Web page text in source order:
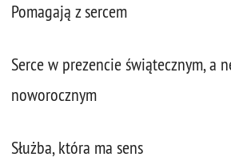
Pomagają z sercem
Serce w prezencie świątecznym, a
noworocznym
Służba, która ma sens